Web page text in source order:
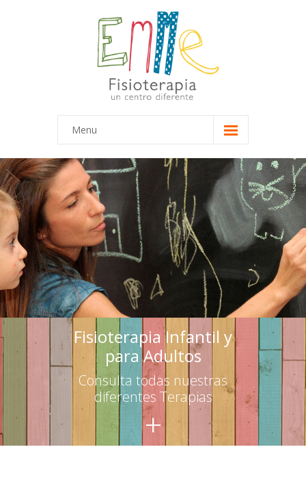
Menu
Inicio
Equipo
-- Marta
-- María
Terapias
-- Terapias Infantiles
-- Terapias para adultos
Escuelas
-- Asesoramiento
-- Talleres para educadores
-- Talleres para familias
Fisioterapia Infantil y
para Adultos
Consulta todas nuestras
diferentes Terapias
+